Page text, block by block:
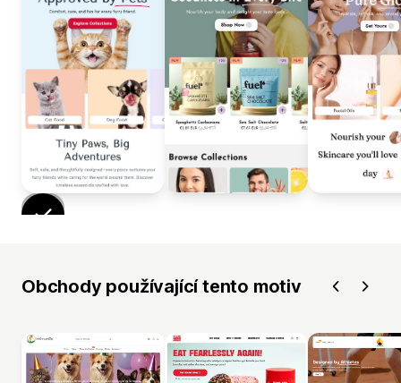
Obchody používající tento motiv